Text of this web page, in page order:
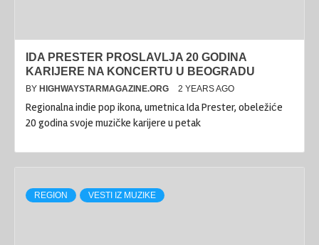
IDA PRESTER PROSLAVLJA 20 GODINA
KARIJERE NA KONCERTU U BEOGRADU
BY HIGHWAYSTARMAGAZINE.ORG 2 YEARS AGO
Regionalna indie pop ikona, umetnica Ida Prester, obeležiće
20 godina svoje muzičke karijere u petak
REGION VESTI IZ MUZIKE